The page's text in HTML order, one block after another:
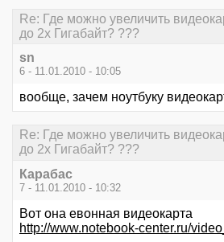
Re: Где можно увеличить
до 2х Гигабайт? ???
sn
6 - 11.01.2010 - 10:05
вообще, зачем ноутбуку
Re: Где можно увеличить
до 2х Гигабайт? ???
Карабас
7 - 11.01.2010 - 10:32
Вот она евонная видеокарта
http://www.notebook-center.ru/